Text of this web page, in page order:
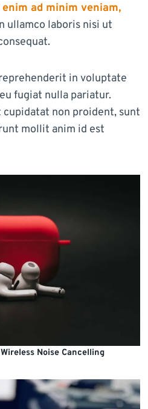
enim ad minim veniam,
ullamco laboris nisi ut
in voluptate
fugiat nulla pariatur.
non proident, sunt
mollit anim id est
Noise Cancelling